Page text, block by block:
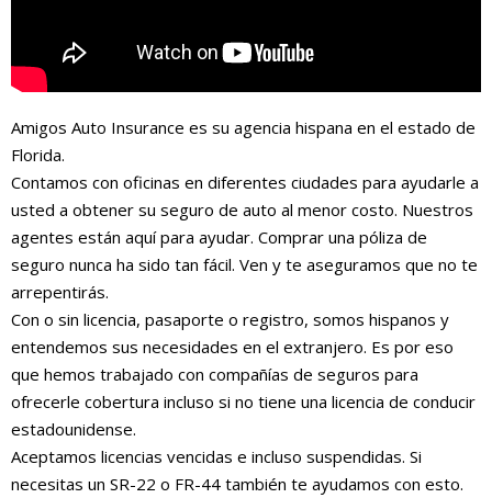
Amigos Auto Insurance es su agencia hispana en el estado de
Florida.
Contamos con oficinas en diferentes ciudades para ayudarle a
usted a obtener su seguro de auto al menor costo. Nuestros
agentes están aquí para ayudar. Comprar una póliza de
seguro nunca ha sido tan fácil. Ven y te aseguramos que no te
arrepentirás.
Con o sin licencia, pasaporte o registro, somos hispanos y
entendemos sus necesidades en el extranjero. Es por eso
que hemos trabajado con compañías de seguros para
ofrecerle cobertura incluso si no tiene una licencia de conducir
estadounidense.
Aceptamos licencias vencidas e incluso suspendidas. Si
necesitas un SR-22 o FR-44 también te ayudamos con esto.